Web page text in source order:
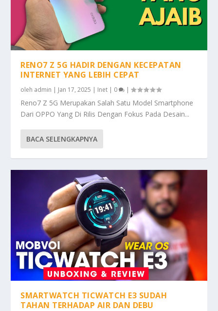
RENO7 Z 5G HADIR DENGAN KECEPATAN
INTERNET YANG LEBIH CEPAT
oleh admin | Jan 17, 2025 | Inet | 0 |
Reno7 Z 5G Merupakan Salah Satu Model Smartphone
Dari OPPO Yang Di Rilis Dengan Fokus Pada Desain...
BACA SELENGKAPNYA
SMARTWATCH TICWATCH E3 SUDAH
TAHAN TERHADAP AIR DAN DEBU